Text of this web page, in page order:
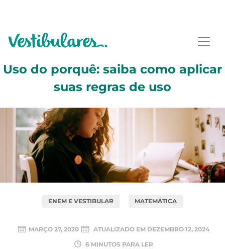
Uso do porquê: saiba como aplicar
suas regras de uso
ENEM E VESTIBULAR MATEMÁTICA
MARÇO 27, 2020 ATUALIZADO EM DEZEMBRO 12, 2024
6 MINUTOS PARA LER